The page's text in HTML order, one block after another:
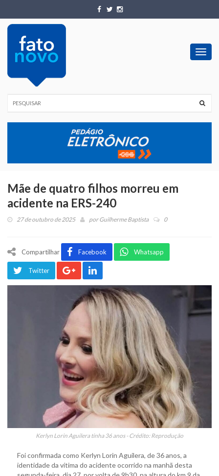
Mãe de quatro filhos morreu em
acidente na ERS-240
27 de outubro de 2025 porGuilherme Baptista 0
Compartilhar Facebook Whatsapp
Twitter
Kerlyn Lorin Aguilera tinha 36 anos - Crédito: Reprodução
Foi confirmada como Kerlyn Lorin Aguilera, de 36 anos, a
identidade da vítima do acidente ocorrido na manhã desta